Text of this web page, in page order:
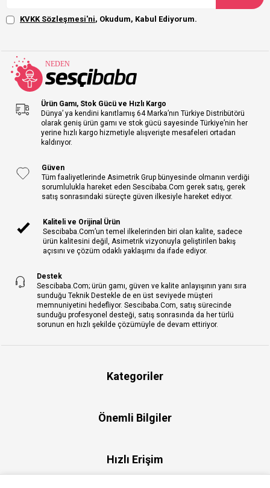
KVKK Sözleşmesi'ni, Okudum, Kabul Ediyorum.
Ürün Gamı, Stok Gücü ve Hızlı Kargo
Dünya’ ya kendini kanıtlamış 64 Marka’nın Türkiye Distribütörü
olarak geniş ürün gamı ve stok gücü sayesinde Türkiye’nin her
yerine hızlı kargo hizmetiyle alışverişte mesafeleri ortadan
kaldırıyor.
Güven
Tüm faaliyetlerinde Asimetrik Grup bünyesinde olmanın verdiği
sorumlulukla hareket eden Sescibaba.Com gerek satış, gerek
satış sonrasındaki süreçte güven ilkesiyle hareket ediyor.
Kaliteli ve Orijinal Ürün
Sescibaba.Com’un temel ilkelerinden biri olan kalite, sadece
ürün kalitesini değil, Asimetrik vizyonuyla geliştirilen bakış
açısını ve çözüm odaklı yaklaşımı da ifade ediyor.
Destek
Sescibaba.Com; ürün gamı, güven ve kalite anlayışının yanı sıra
sunduğu Teknik Destekle de en üst seviyede müşteri
memnuniyetini hedefliyor. Sescibaba.Com, satış sürecinde
sunduğu profesyonel desteği, satış sonrasında da her türlü
sorunun en hızlı şekilde çözümüyle de devam ettiriyor.
Kategoriler
Önemli Bilgiler
Hızlı Erişim